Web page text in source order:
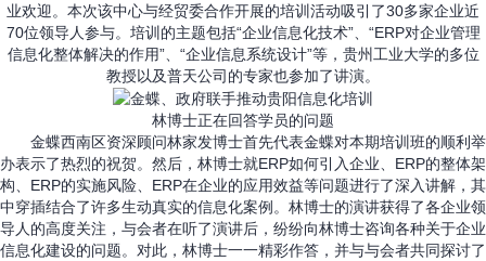
业欢迎。本次该中心与经贸委合作开展的培训活动吸引了30多家企业近
70位领导人参与。培训的主题包括“企业信息化技术”、“ERP对企业管理
信息化整体解决的作用”、“企业信息系统设计”等，贵州工业大学的多位
教授以及普天公司的专家也参加了讲演。
林博士正在回答学员的问题
金蝶西南区资深顾问林家发博士首先代表金蝶对本期培训班的顺利举
办表示了热烈的祝贺。然后，林博士就ERP如何引入企业、ERP的整体架
构、ERP的实施风险、ERP在企业的应用效益等问题进行了深入讲解，其
中穿插结合了许多生动真实的信息化案例。林博士的演讲获得了各企业领
导人的高度关注，与会者在听了演讲后，纷纷向林博士咨询各种关于企业
信息化建设的问题。对此，林博士一一精彩作答，并与与会者共同探讨了